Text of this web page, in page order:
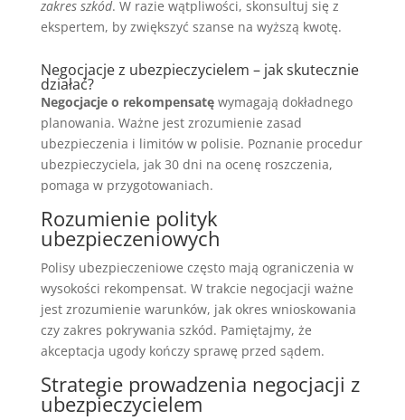
zakres szkód. W razie wątpliwości, skonsultuj się z
ekspertem, by zwiększyć szanse na wyższą kwotę.
Negocjacje z ubezpieczycielem – jak skutecznie
działać?
Negocjacje o rekompensatęwymagają dokładnego
planowania. Ważne jest zrozumienie zasad
ubezpieczenia i limitów w polisie. Poznanie procedur
ubezpieczyciela, jak 30 dni na ocenę roszczenia,
pomaga w przygotowaniach.
Rozumienie polityk
ubezpieczeniowych
Polisy ubezpieczeniowe często mają ograniczenia w
wysokości rekompensat. W trakcie negocjacji ważne
jest zrozumienie warunków, jak okres wnioskowania
czy zakres pokrywania szkód. Pamiętajmy, że
akceptacja ugody kończy sprawę przed sądem.
Strategie prowadzenia negocjacji z
ubezpieczycielem